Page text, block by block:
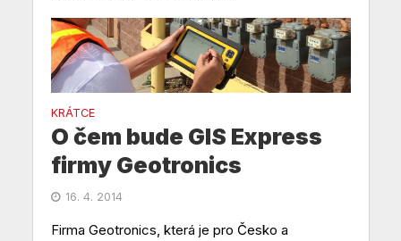
KRÁTCE
O čem bude GIS Express
firmy Geotronics
16. 4. 2014
Firma Geotronics, která je pro Česko a